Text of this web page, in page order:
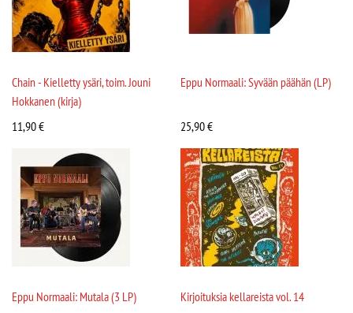
Chain - Kielletty ysäri, toim. Jouni
Hokkanen (kirja)
11,90€
Eppu Normaali: Syvään päähän (LP)
25,90€
Eppu Normaali: Mutala (3 LP)
Kirjoituksia kellareista vol. 14